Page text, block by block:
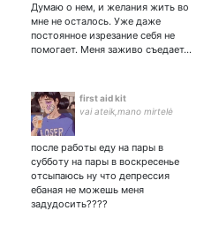
Думаю о нем, и желания жить во
мне не осталось. Уже даже
постоянное изрезание себя не
помогает. Меня заживо съедает…
first aid kit
vai ateik,mano mirtelė
после работы еду на пары в
субботу на пары в воскресенье
отсыпаюсь ну что депрессия
ебаная не можешь меня
задудосить????